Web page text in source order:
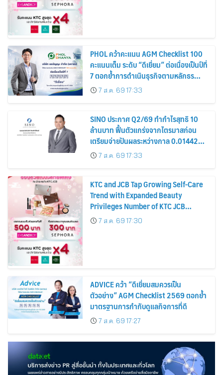
PHOL คว้าคะแนน AGM Checklist 100
คะแนนเต็ม ระดับ “ดีเยี่ยม” ต่อเนื่องเป็นปีที่
7 ตอกย้ำการดำเนินธุรกิจตามหลักธร
รมาภิบาล โปร่งใส สร้างความเชื่อมั่นผู้ถือ
หุ้น
7 ส.ค. 69 17:33
SINO ประกาศ Q2/69 ทำกำไรสุทธิ 10
ล้านบาท ฟื้นตัวแกร่งจากไตรมาสก่อน
เตรียมจ่ายปันผลระหว่างกาล 0.014423
บาทต่อหุ้น ครึ่งปีหลังมุ่งเติบโตต่อเนื่อง
7 ส.ค. 69 17:33
KTC and JCB Tap Growing Self-Care
Trend with Expanded Beauty
Privileges Number of KTC JCB
Cardmembers Spending on
Cosmetics Rises 26%
7 ส.ค. 69 17:30
ADVICE คว้า “ดีเยี่ยมสมควรเป็น
ตัวอย่าง” AGM Checklist 2569 ตอกย้ำ
มาตรฐานการกำกับดูแลกิจการที่ดี
7 ส.ค. 69 17:27